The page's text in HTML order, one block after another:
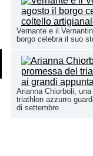
Vernante e il
borgo celebra il suo
Arianna Chiorboli,
triathlon azzurro
di settembre